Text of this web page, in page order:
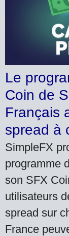
Le
Coin de
Français
spread à
SimpleFX
programme
son SFX
utilisateurs
spread sur
France